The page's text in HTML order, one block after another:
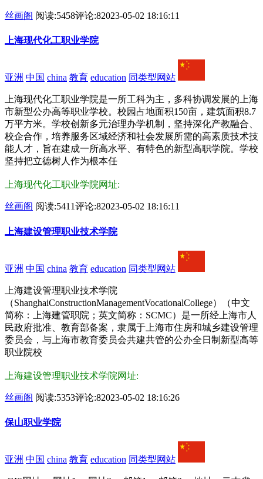
丝画阁 阅读:5458评论:82023-05-02 18:16:11
上海现代化工职业学院
亚洲 中国 china 教育 education 同类型网站
上海现代化工职业学院是一所工科为主，多科协调发展的上海
市新型公办高等职业学校。校园占地面积150亩，建筑面积8.7
万平方米。学校创新多元治理办学机制，坚持深化产教融合、
校企合作，培养服务区域经济和社会发展所需的高素质技术技
能人才，旨在建成一所高水平、有特色的新型高职学院。学校
坚持把立德树人作为根本任
上海现代化工职业学院网址:
丝画阁 阅读:5411评论:82023-05-02 18:16:11
上海建设管理职业技术学院
亚洲 中国 china 教育 education 同类型网站
上海建设管理职业技术学院
（ShanghaiConstructionManagementVocationalCollege）（中文
简称：上海建管职院；英文简称：SCMC）是一所经上海市人
民政府批准、教育部备案，隶属于上海市住房和城乡建设管理
委员会，与上海市教育委员会共建共管的公办全日制新型高等
职业院校
上海建设管理职业技术学院网址:
丝画阁 阅读:5353评论:82023-05-02 18:16:26
保山职业学院
亚洲 中国 china 教育 education 同类型网站